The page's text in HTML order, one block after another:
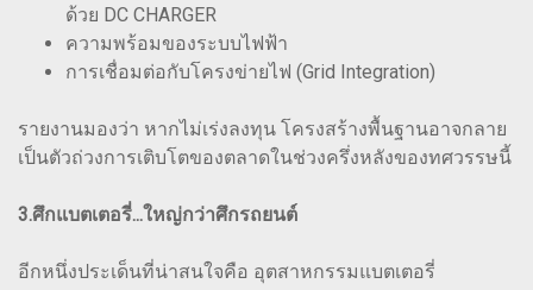
ด้วย DC CHARGER
ความพร้อมของระบบไฟฟ้า
การเชื่อมต่อกับโครงข่ายไฟ (Grid Integration)
รายงานมองว่า หากไม่เร่งลงทุน โครงสร้างพื้นฐานอาจกลาย
เป็นตัวถ่วงการเติบโตของตลาดในช่วงครึ่งหลังของทศวรรษนี้
3.ศึกแบตเตอรี่...ใหญ่กว่าศึกรถยนต์
อีกหนึ่งประเด็นที่น่าสนใจคือ อุตสาหกรรมแบตเตอรี่